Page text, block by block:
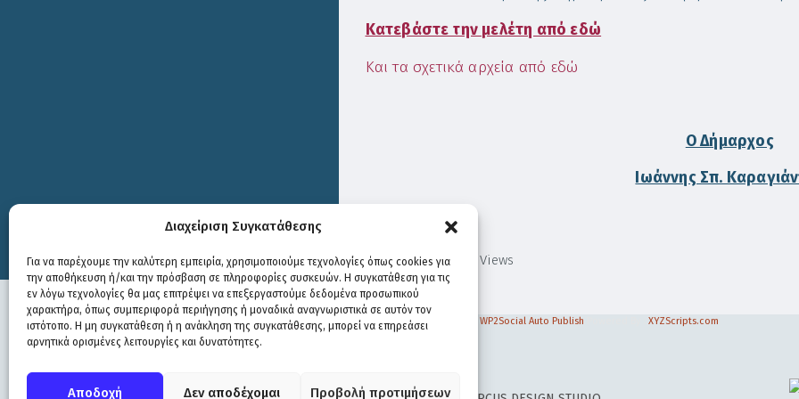
Διαχείριση Συγκατάθεσης
Για να παρέχουμε την καλύτερη εμπειρία, χρησιμοποιούμε τεχνολογίες όπως cookies για
την αποθήκευση ή/και την πρόσβαση σε πληροφορίες συσκευών. Η συγκατάθεση για τις
εν λόγω τεχνολογίες θα μας επιτρέψει να επεξεργαστούμε δεδομένα προσωπικού
χαρακτήρα, όπως συμπεριφορά περιήγησης ή μοναδικά αναγνωριστικά σε αυτόν τον
ιστότοπο. Η μη συγκατάθεση ή η ανάκληση της συγκατάθεσης, μπορεί να επηρεάσει
αρνητικά ορισμένες λειτουργίες και δυνατότητες.
Αποδοχή Δεν αποδέχομαι Προβολή προτιμήσεων
Κατεβάστε την μελέτη από εδώ
Και τα σχετικά αρχεία από εδώ
Ο Δήμαρχος
Ιωάννης Σπ.
Print 1,090 Views
© COPYRIGHT ΔΗΜΟΣ ΣΟΥΛΙΟΥ 2026
WP2Social Auto Publish XYZScripts.com